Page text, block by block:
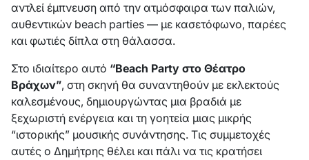
αντλεί έμπνευση από την ατμόσφαιρα των παλιών,
αυθεντικών beach parties — με κασετόφωνο, παρέες
και φωτιές δίπλα στη θάλασσα.
Στο ιδιαίτερο αυτό “Beach Party στο Θέατρο
Βράχων”, στη σκηνή θα συναντηθούν με εκλεκτούς
καλεσμένους, δημιουργώντας μια βραδιά με
ξεχωριστή ενέργεια και τη γοητεία μιας μικρής
“ιστορικής” μουσικής συνάντησης. Τις συμμετοχές
αυτές ο Δημήτρης θέλει και πάλι να τις κρατήσει